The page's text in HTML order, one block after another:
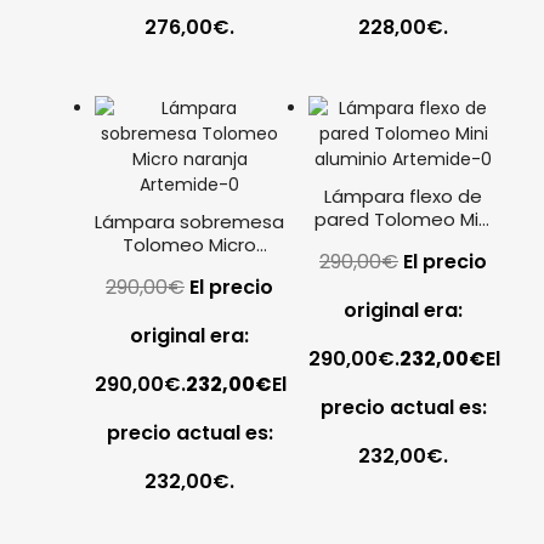
276,00€.
228,00€.
Lámpara sobremesa
Tolomeo Micro
290,00€ El precio
original era:
290,00€.232,00€El
precio actual es:
232,00€.
Lámpara flexo de
pared Tolomeo Mini
290,00€ El precio
original era:
290,00€.232,00€El
precio actual es:
232,00€.